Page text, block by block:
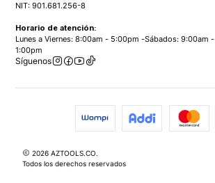
NIT: 901.681.256-8
Horario de atención:
Lunes a Viernes: 8:00am - 5:00pm -Sábados: 9:00am -
1:00pm
Síguenos
2026 AZTOOLS.CO.
Todos los derechos reservados